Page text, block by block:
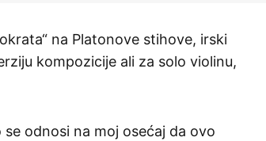
na Platonove stihove, irski
kompozicije ali za solo violinu,
se odnosi na moj osećaj da ovo